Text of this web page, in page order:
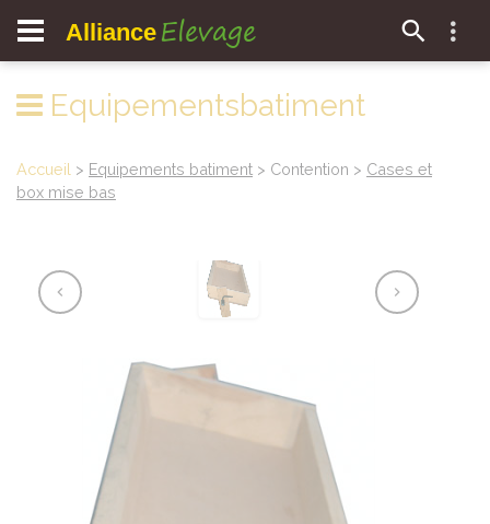
Alliance Elevage
Equipementsbatiment
Accueil > Equipements batiment > Contention > Cases et
box mise bas